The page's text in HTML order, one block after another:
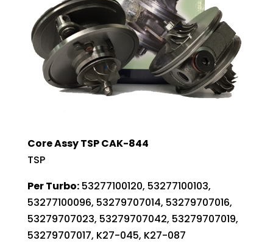
Core Assy TSP CAK-844
TSP
Per Turbo:53277100120, 53277100103,
53277100096, 53279707014, 53279707016,
53279707023, 53279707042, 53279707019,
53279707017, K27-045, K27-087